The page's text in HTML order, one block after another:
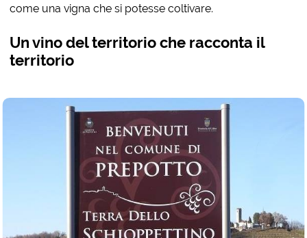
come una vigna che si potesse coltivare.
Un vino del territorio che racconta il
territorio